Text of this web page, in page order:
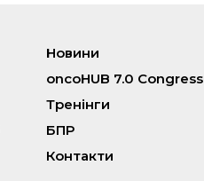
Новини
oncoHUB 7.0 Congress
Тренінги
БПР
Контакти